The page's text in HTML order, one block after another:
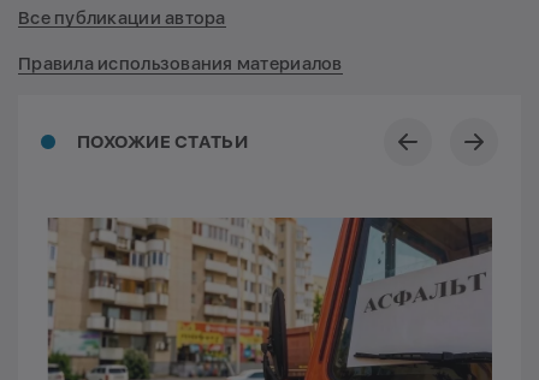
ПОХОЖИЕ СТАТЬИ
Все публикации автора
Правила использования материалов